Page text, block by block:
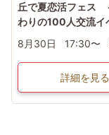
丘で夏恋活フェス
わりの100人交流イ
8月30日
17:30〜
詳細を見る